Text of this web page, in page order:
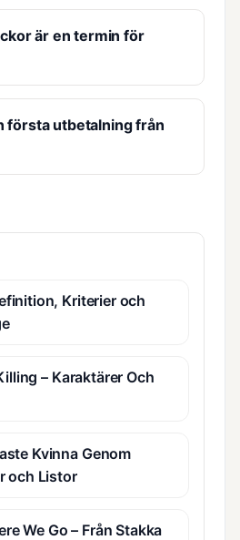
är en termin för
första utbetalning från
Kriterier och
– Karaktärer Och
Kvinna Genom
och Listor
We Go – Från Stakka